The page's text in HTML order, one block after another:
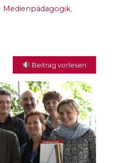
Medienpädagogik,
Beitrag vorlesen